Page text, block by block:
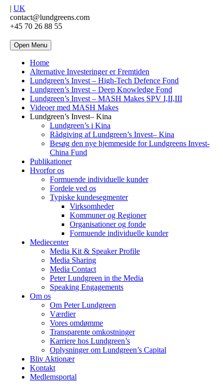
| UK
contact@lundgreens.com
+45 70 26 88 55
Open Menu
Home
Alternative Investeringer er Fremtiden
Lundgreen’s Invest – High-Tech Defence Fond
Lundgreen’s Invest – Deep Knowledge Fond
Lundgreen’s Invest – MASH Makes SPV I,II,III
Videoer med MASH Makes
Lundgreen’s Invest– Kina
Lundgreen’s i Kina
Rådgiving af Lundgreen’s Invest– Kina
Besøg den nye hjemmeside for Lundgreens Invest-
China Fund
Publikationer
Hvorfor os
Formuende individuelle kunder
Fordele ved os
Typiske kundesegmenter
Virksomheder
Kommuner og Regioner
Organisationer og fonde
Formuende individuelle kunder
Mediecenter
Media Kit & Speaker Profile
Media Sharing
Media Contact
Peter Lundgreen in the Media
Speaking Engagements
Om os
Om Peter Lundgreen
Værdier
Vores omdømme
Transparente omkostninger
Karriere hos Lundgreen’s
Oplysninger om Lundgreen’s Capital
Bliv Aktionær
Kontakt
Medlemsportal